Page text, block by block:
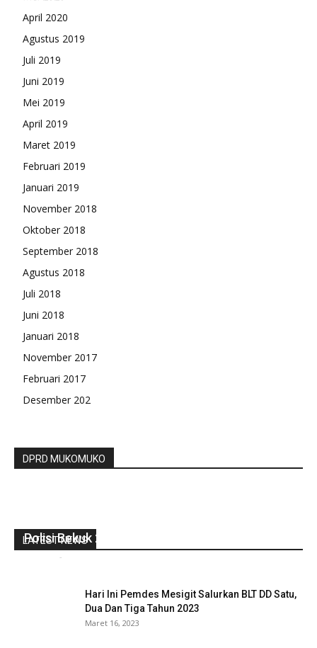
April 2020
Agustus 2019
Juli 2019
Juni 2019
Mei 2019
April 2019
Maret 2019
Februari 2019
Januari 2019
November 2018
Oktober 2018
September 2018
Agustus 2018
Juli 2018
Juni 2018
Januari 2018
November 2017
Februari 2017
Desember 202
DPRD MUKOMUKO
LATEST NEWS
Polisi Bekuk 2 Orang Pelaku Ranmor Di 7 TKP
-
Hari Ini Pemdes Mesigit Salurkan BLT DD Satu,
Dua Dan Tiga Tahun 2023
Maret 16, 2023